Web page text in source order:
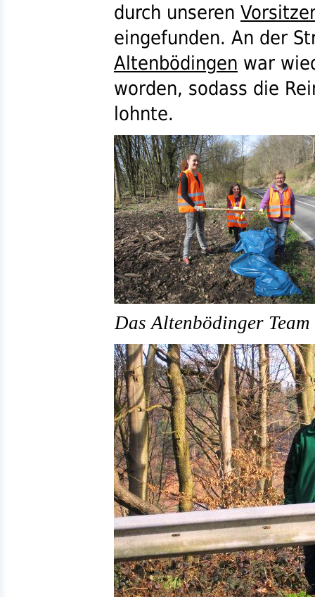
durch unseren
eingefunden. An der
Altenbödingen war
worden, sodass die
lohnte.
Das Altenbödinger